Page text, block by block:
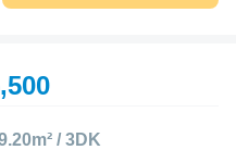
/ 3DK